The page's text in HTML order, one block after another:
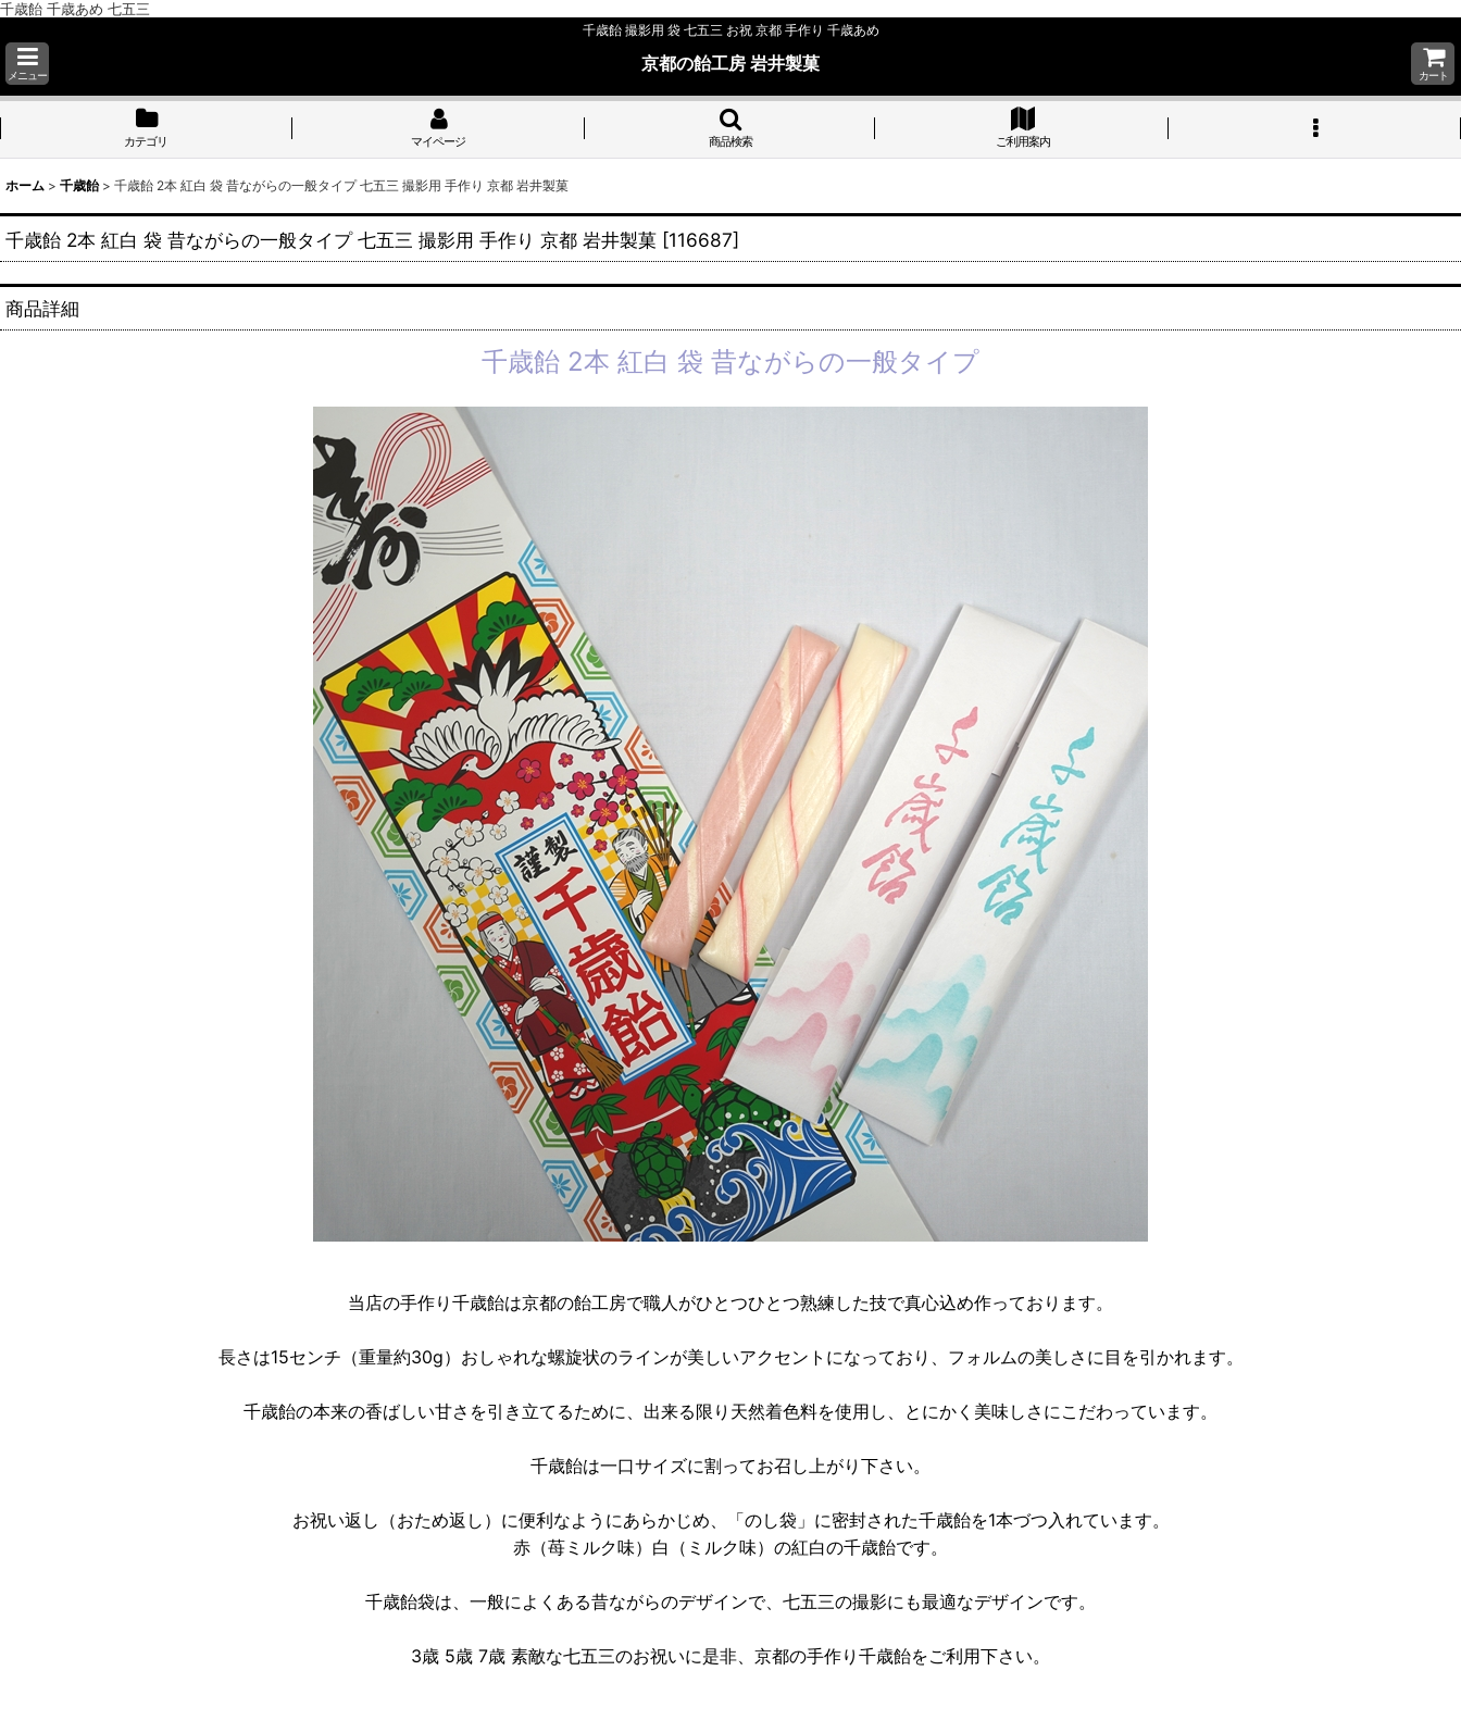
千歳飴 千歳あめ 七五三
千歳飴 撮影用 袋 七五三 お祝 京都 手作り 千歳あめ
メニュー
京都の飴工房 岩井製菓
カート
カテゴリ マイページ 商品検索 ご利用案内
ホーム > 千歳飴 > 千歳飴 2本 紅白 袋 昔ながらの一般タイプ 七五三 撮影用 手作り 京都 岩井製菓
千歳飴 2本 紅白 袋 昔ながらの一般タイプ 七五三 撮影用 手作り 京都 岩井製菓 [116687]
商品詳細
千歳飴 2本 紅白 袋 昔ながらの一般タイプ
当店の手作り千歳飴は京都の飴工房で職人がひとつひとつ熟練した技で真心込め作っております。
長さは15センチ（重量約30g）おしゃれな螺旋状のラインが美しいアクセントになっており、フォルムの美しさに目を引かれます。
千歳飴の本来の香ばしい甘さを引き立てるために、出来る限り天然着色料を使用し、とにかく美味しさにこだわっています。
千歳飴は一口サイズに割ってお召し上がり下さい。
お祝い返し（おため返し）に便利なようにあらかじめ、「のし袋」に密封された千歳飴を1本づつ入れています。
赤（苺ミルク味）白（ミルク味）の紅白の千歳飴です。
千歳飴袋は、一般によくある昔ながらのデザインで、七五三の撮影にも最適なデザインです。
3歳 5歳 7歳 素敵な七五三のお祝いに是非、京都の手作り千歳飴をご利用下さい。